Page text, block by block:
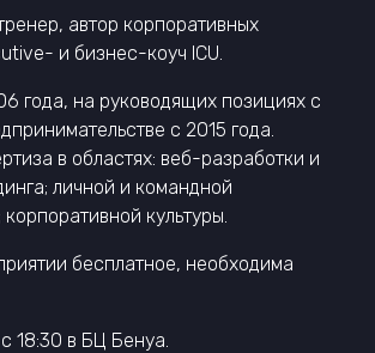
автор корпоративных
и бизнес-коуч ICU.
года, на руководящих позициях с
с 2015 года.
в областях: веб-разработки и
личной и командной
культуры.
бесплатное, необходима
18:30 в БЦ Бенуа.